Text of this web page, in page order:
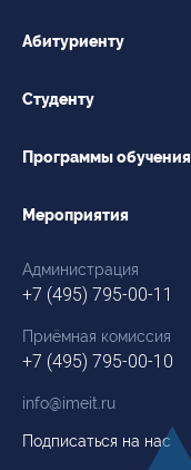
Абитуриенту
Студенту
Программы обучения
Мероприятия
Подписаться на нас
Администрация
+7 (495) 795-00-11
Приёмная комиссия
+7 (495) 795-00-10
info@imeit.ru